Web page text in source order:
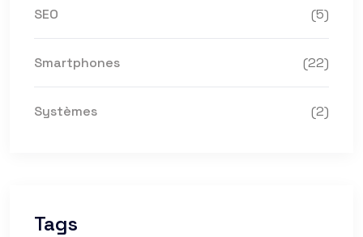
SEO (5)
Smartphones (22)
Systèmes (2)
Tags